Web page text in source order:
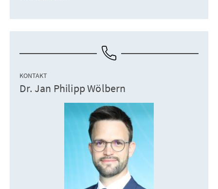
KONTAKT
Dr. Jan Philipp Wölbern